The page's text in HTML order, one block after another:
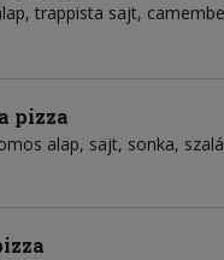
trappista sajt
pizza
alap sajt sonka